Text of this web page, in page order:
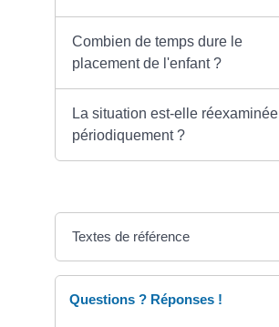
Combien de temps dure le
placement de l'enfant ?
La situation est-elle réexaminée
périodiquement ?
Textes de référence
Questions ? Réponses !